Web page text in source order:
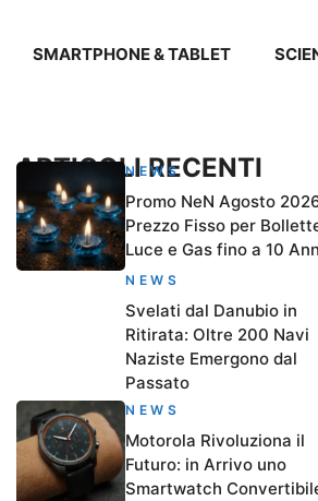
SMARTPHONE & TABLET
ARTICOLI RECENTI
NEWS
Promo NeN Agosto
Prezzo Fisso per
Luce e Gas fino a 10
NEWS
Svelati dal Danubio in
Ritirata: Oltre 200 Navi
Naziste Emergono dal
Passato
NEWS
Motorola Rivoluziona il
Futuro: in Arrivo uno
Smartwatch